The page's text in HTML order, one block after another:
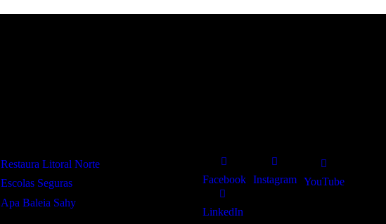
Restaura Litoral Norte
Escolas Seguras
Apa Baleia Sahy
Facebook Instagram YouTube
LinkedIn